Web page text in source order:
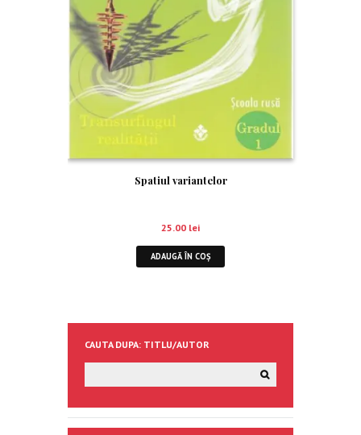
Spatiul variantelor
25.00 lei
ADAUGĂ ÎN COȘ
CAUTA DUPA: TITLU/AUTOR